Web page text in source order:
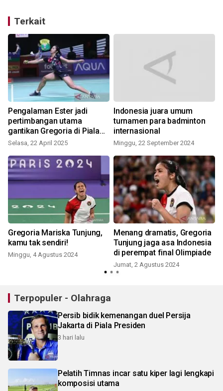
Terkait
Pengalaman Ester jadi
pertimbangan utama
gantikan Gregoria di Piala
Sudirman
Selasa, 22 April 2025
Indonesia juara umum
turnamen para badminton
internasional
Minggu, 22 September 2024
Gregoria Mariska Tunjung,
kamu tak sendiri!
Minggu, 4 Agustus 2024
Menang dramatis, Gregoria
Tunjung jaga asa Indonesia
di perempat final Olimpiade
Jumat, 2 Agustus 2024
Terpopuler - Olahraga
Persib bidik kemenangan duel Persija
Jakarta di Piala Presiden
3 hari lalu
Pelatih Timnas incar satu kiper lagi lengkapi
komposisi utama